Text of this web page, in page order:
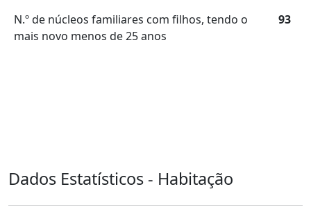
N.º de núcleos familiares com filhos, tendo o
mais novo menos de 25 anos
93
Dados Estatísticos - Habitação